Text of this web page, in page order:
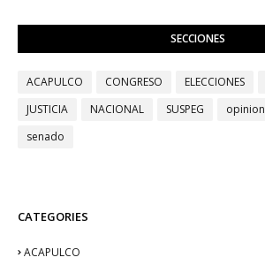
SECCIONES
ACAPULCO CONGRESO ELECCIONES
JUSTICIA
NACIONAL SUSPEG opinion
senado
CATEGORIES
ACAPULCO